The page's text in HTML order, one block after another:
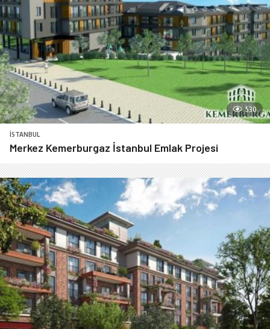
530
İSTANBUL
Merkez Kemerburgaz İstanbul Emlak Projesi